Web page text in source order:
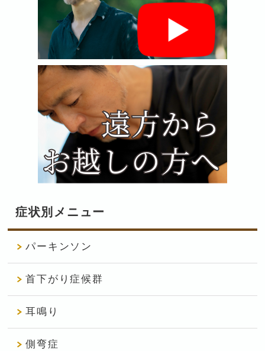
症状別メニュー
パーキンソン
首下がり症候群
耳鳴り
側弯症